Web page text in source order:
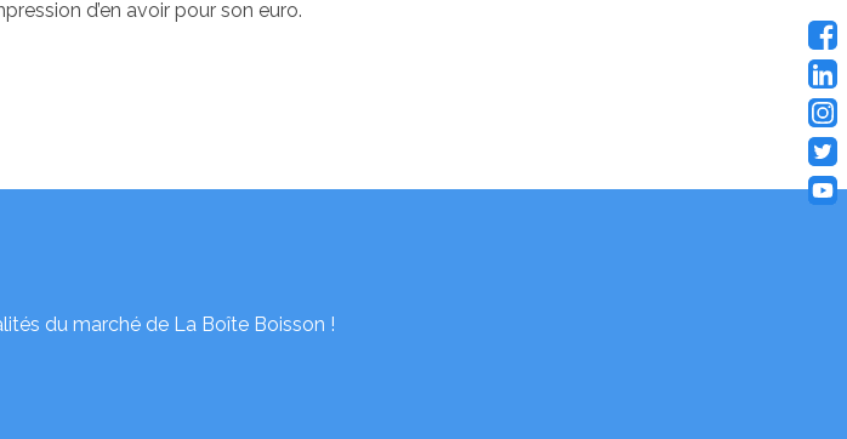
d’en avoir pour son euro.
du marché de La Boîte Boisson !